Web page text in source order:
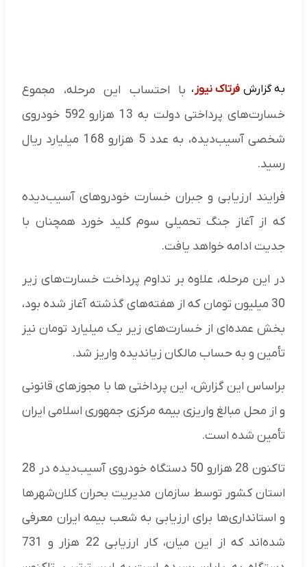
به گزارش فرتاک نیوز ، با احتساب این مرحله، مجموع
خسارت‌های پرداختی دولت به 13 هزارو 592 خودروی
شخصی آسیب‌دیده، به عدد 5 هزارو 168 میلیارد ریال
رسید.
فرایند ارزیابی و جبران خسارت خودروهای آسیب‌دیده
که از آغاز جنگ تحمیلی سوم کلید خورد همچنان با
جدیت ادامه خواهد یافت.
در این مرحله، علاوه بر تداوم پرداخت خسارت‌های زیر
30 میلیون تومان که از هفته‌های گذشته آغاز شده بود،
بخش عمده‌ای از خسارت‌های زیر یک میلیارد تومان نیز
تأمین و به حساب مالکان زیاندیده واریز شد.
براساس این گزارش، این پرداختی ها با مجوزهای قانونی
و از محل مبالغ واریزی بیمه مرکزی جمهوری اسلامی ایران
تأمین شده است.
تاکنون 28 هزارو 50 دستگاه خودروی آسیب‌دیده در 28
استان کشور توسط سازمان مدیریت بحران کلان‌شهرها
و استانداری‌ها برای ارزیابی به شعب بیمه ایران معرفی
شده‌اند که از این میان، کار ارزیابی 22 هزار و 731